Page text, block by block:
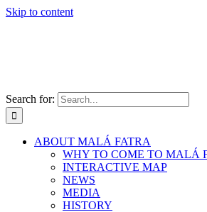
Skip to content
Search for:
ABOUT MALÁ FATRA
WHY TO COME TO MALÁ
INTERACTIVE MAP
NEWS
MEDIA
HISTORY